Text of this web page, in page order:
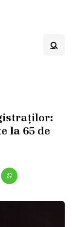
la 65 de